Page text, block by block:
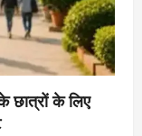
छात्रों के लिए